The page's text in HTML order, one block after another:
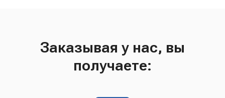
Заказывая у нас, вы
получаете: